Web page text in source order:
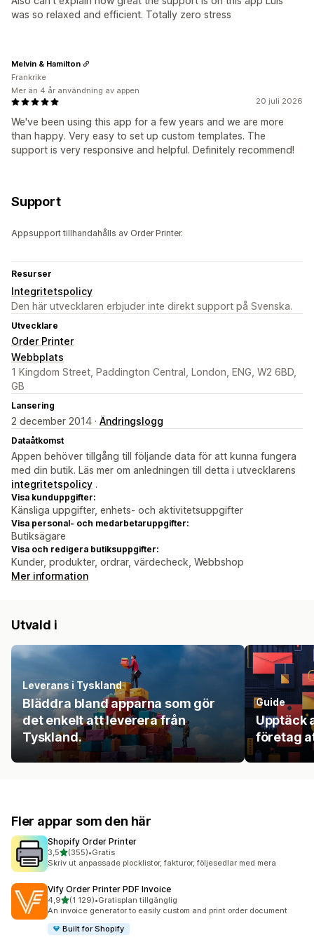
was so relaxed and efficient. Totally zero stress
20 juli 2026
We've been using this app for a few years and we are more
than happy. Very easy to set up custom templates. The
support is very responsive and helpful. Definitely recommend!
Melvin & Hamilton
Frankrike
Mer än 4 år användning av appen
Support
Appsupport tillhandahålls av Order Printer.
Resurser
Integritetspolicy
Den här utvecklaren erbjuder inte direkt support på Svenska.
Utvecklare
Order Printer
Webbplats
1 Kingdom Street, Paddington Central, London, ENG, W2 6BD,
GB
Lansering
2 december 2014 · Ändringslogg
Dataåtkomst
Appen behöver tillgång till följande data för att kunna fungera
med din butik. Läs mer om anledningen till detta i utvecklarens
integritetspolicy .
Visa kunduppgifter:
Känsliga uppgifter, enhets- och aktivitetsuppgifter
Visa personal- och medarbetaruppgifter:
Butiksägare
Visa och redigera butiksuppgifter:
Kunder, produkter, ordrar, värdecheck, Webbshop
Mer information
Utvald i
Leverans i Tyskland
Bläddra bland apparna som gör
det enkelt att leverera från
Tyskland.
Guide
Upptäck
företag
Fler appar som den här
Shopify Order Printer
3,5av 5 stjärnor
(355)
355 recensioner totalt
•Gratis
Skriv ut anpassade plocklistor, fakturor, följesedlar med mera
Vify Order Printer PDF Invoice
4,9av 5 stjärnor
(1 129)
1129 recensioner totalt
•Gratisplan tillgänglig
An invoice generator to easily custom and print order document
Built for Shopify